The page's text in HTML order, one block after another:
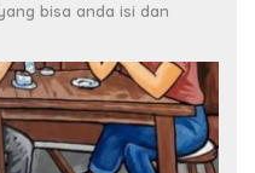
bisa anda isi dan